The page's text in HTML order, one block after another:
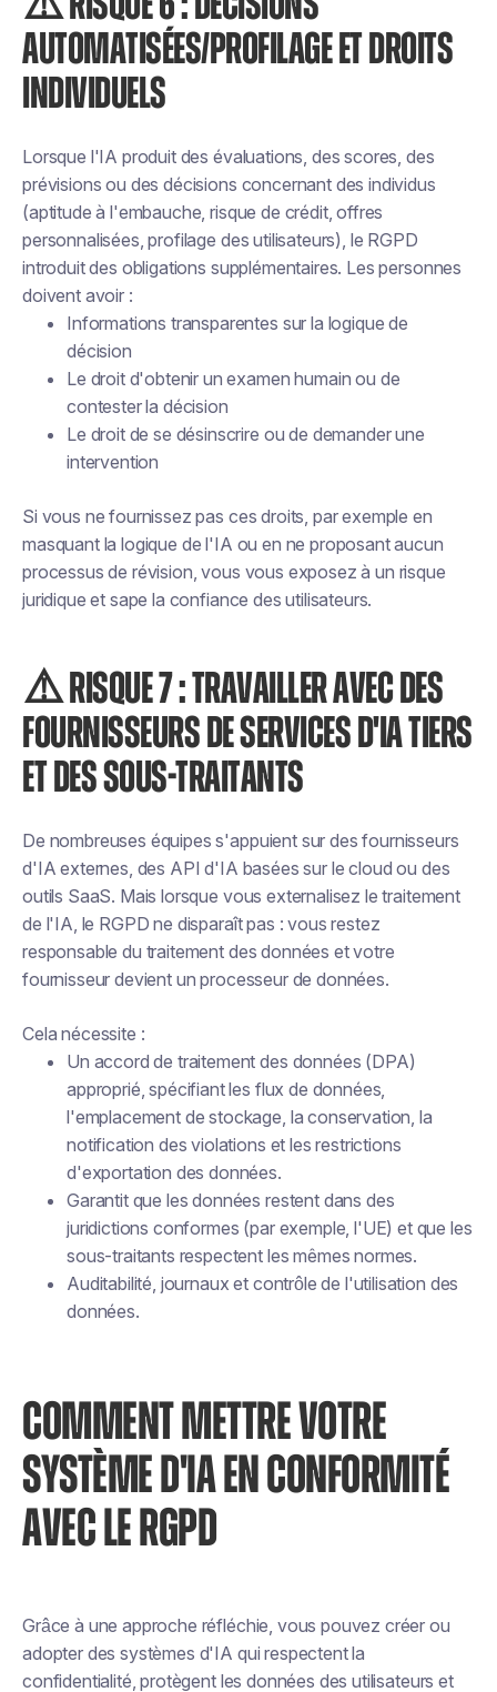
AUTOMATISÉES/PROFILAGE ET DROITS
INDIVIDUELS
Lorsque l'IA produit des évaluations, des scores, des
prévisions ou des décisions concernant des individus
(aptitude à l'embauche, risque de crédit, offres
personnalisées, profilage des utilisateurs), le RGPD
introduit des obligations supplémentaires. Les personnes
doivent avoir :
Informations transparentes sur la logique de
décision
Le droit d'obtenir un examen humain ou de
contester la décision
Le droit de se désinscrire ou de demander une
intervention
Si vous ne fournissez pas ces droits, par exemple en
masquant la logique de l'IA ou en ne proposant aucun
processus de révision, vous vous exposez à un risque
juridique et sape la confiance des utilisateurs.
⚠️ RISQUE 7 : TRAVAILLER AVEC DES
FOURNISSEURS DE SERVICES D'IA TIERS
ET DES SOUS-TRAITANTS
De nombreuses équipes s'appuient sur des fournisseurs
d'IA externes, des API d'IA basées sur le cloud ou des
outils SaaS. Mais lorsque vous externalisez le traitement
de l'IA, le RGPD ne disparaît pas : vous restez
responsable du traitement des données et votre
fournisseur devient un processeur de données.
Cela nécessite :
Un accord de traitement des données (DPA)
approprié, spécifiant les flux de données,
l'emplacement de stockage, la conservation, la
notification des violations et les restrictions
d'exportation des données.
Garantit que les données restent dans des
juridictions conformes (par exemple, l'UE) et que les
sous-traitants respectent les mêmes normes.
Auditabilité, journaux et contrôle de l'utilisation des
données.
COMMENT METTRE VOTRE
SYSTÈME D'IA EN CONFORMITÉ
AVEC LE RGPD
Grâce à une approche réfléchie, vous pouvez créer ou
adopter des systèmes d'IA qui respectent la
confidentialité, protègent les données des utilisateurs et